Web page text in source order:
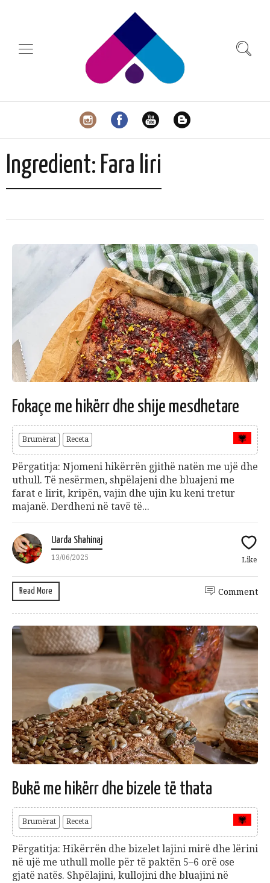
Ingredient: Fara liri
Fokaçe me hikërr dhe shije mesdhetare
Brumërat Receta
Përgatitja: Njomeni hikërrën gjithë natën me ujë dhe
uthull. Të nesërmen, shpëlajeni dhe bluajeni me
farat e lirit, kripën, vajin dhe ujin ku keni tretur
majanë. Derdheni në tavë të...
Uarda Shahinaj
13/06/2025 Like
Read More Comment
Bukë me hikërr dhe bizele të thata
Brumërat Receta
Përgatitja: Hikërrën dhe bizelet lajini mirë dhe lërini
në ujë me uthull molle për të paktën 5–6 orë ose
gjatë natës. Shpëlajini, kullojini dhe bluajini në